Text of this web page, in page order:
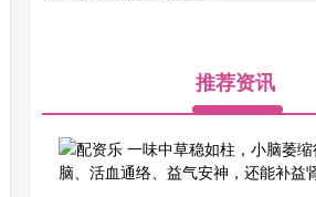
推荐资讯